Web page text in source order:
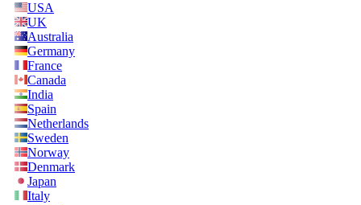
USA
UK
Australia
Germany
France
Canada
India
Spain
Netherlands
Sweden
Norway
Denmark
Japan
Italy